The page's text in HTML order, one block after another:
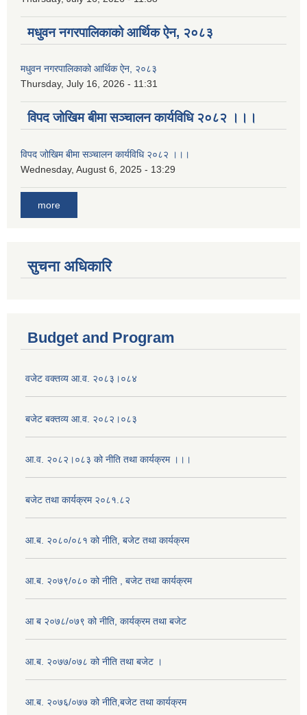
मधुवन नगरपालिकाको आर्थिक ऐन, २०८३
मधुवन नगरपालिकाको आर्थिक ऐन, २०८३
Thursday, July 16, 2026 - 11:31
विपद जोखिम बीमा सञ्चालन कार्यविधि २०८२ ।।।
विपद जोखिम बीमा सञ्चालन कार्यविधि २०८२ ।।।
Wednesday, August 6, 2025 - 13:29
more
सुचना अधिकारि
Budget and Program
वजेट वक्तव्य आ.व. २०८३।०८४
बजेट बक्तव्य आ.व. २०८२।०८३
आ.व. २०८२।०८३ को नीति तथा कार्यक्रम ।।।
बजेट तथा कार्यक्रम २०८१.८२
आ.ब. २०८०/०८१ को नीति, बजेट तथा कार्यक्रम
आ.ब. २०७९/०८० को नीति , बजेट तथा कार्यक्रम
आ ब २०७८/०७९ को नीति, कार्यक्रम तथा बजेट
आ.ब. २०७७/०७८ को नीति तथा बजेट ।
आ.ब. २०७६/०७७ को नीति,बजेट तथा कार्यक्रम